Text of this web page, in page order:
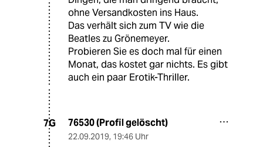
ohne Versandkosten ins Haus.
Das verhält sich zum TV wie die
Beatles zu Grönemeyer.
Probieren Sie es doch mal für einen
Monat, das kostet gar nichts. Es gibt
auch ein paar Erotik-Thriller.
7G 76530 (Profil gelöscht)
22.09.2019, 19:46 Uhr